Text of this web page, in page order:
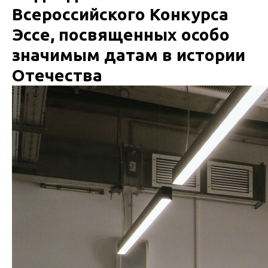
Всероссийского Конкурса
Эссе, посвященных особо
значимым датам в истории
Отечества